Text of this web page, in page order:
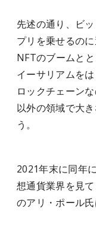
先述の通り、ビ
プリを乗せるの
NFTのブームと
イーサリアムを
ロックチェーン
以外の領域で大
う。
2021年末に同年
想通貨業界を見
のアリ・ポール